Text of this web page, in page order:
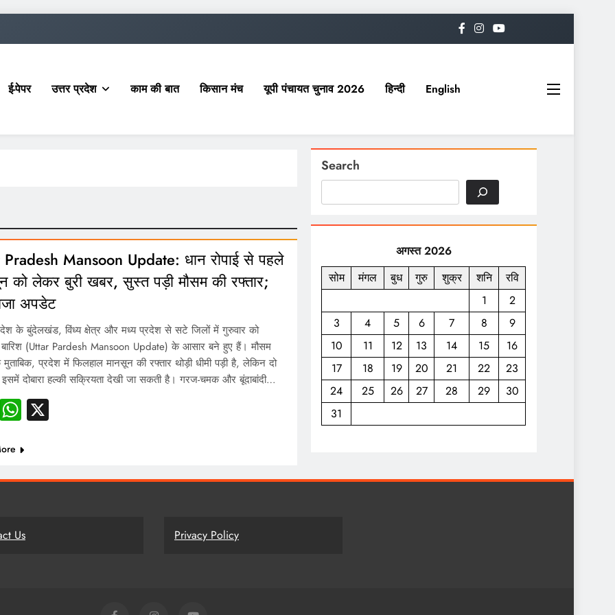
ई-पेपर उत्तर प्रदेश काम की बात किसान मंच यूपी पंचायत चुनाव 2026 हिन्दी English
Mansoon Update: धान रोपाई से पहले
को लेकर बुरी खबर, सुस्त पड़ी मौसम की रफ्तार;
अपडेट
के बुंदेलखंड, विंध्य क्षेत्र और मध्य प्रदेश से सटे जिलों में गुरुवार को
बारिश (Uttar Pardesh Mansoon Update) के आसार बने हुए हैं। मौसम
मुताबिक, प्रदेश में फिलहाल मानसून की रफ्तार थोड़ी धीमी पड़ी है, लेकिन दो
इसमें दोबारा हल्की सक्रियता देखी जा सकती है। गरज-चमक और बूंदाबांदी…
WhatsApp
X
Search
अगस्त 2026
सोम
मंगल बुध गुरु शुक्र शनि
रवि
1
2
3
4 5 6 7 8
9
10
11 12 13 14 15
16
17
18 19 20 21 22
23
24
25 26 27 28 29
30
31
Us Privacy Policy